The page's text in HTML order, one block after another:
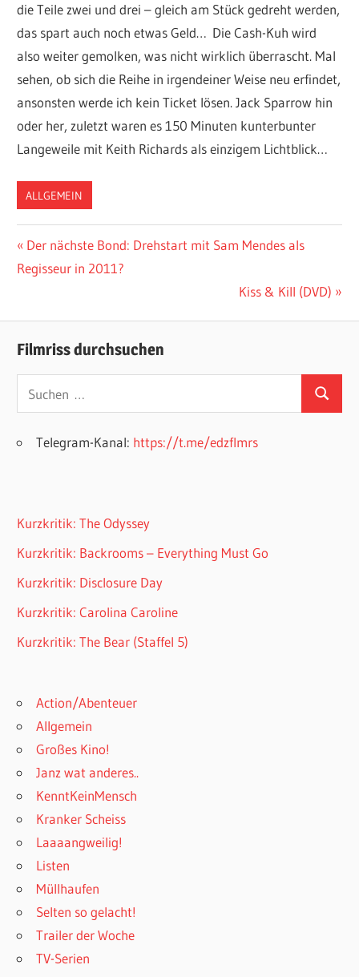
die Teile zwei und drei – gleich am Stück gedreht werden,
das spart auch noch etwas Geld… Die Cash-Kuh wird
also weiter gemolken, was nicht wirklich überrascht. Mal
sehen, ob sich die Reihe in irgendeiner Weise neu erfindet,
ansonsten werde ich kein Ticket lösen. Jack Sparrow hin
oder her, zuletzt waren es 150 Minuten kunterbunter
Langeweile mit Keith Richards als einzigem Lichtblick…
ALLGEMEIN
Beitragsnavigation
Vorheriger
Beitrag:
Der nächste Bond: Drehstart mit Sam Mendes als
Regisseur in 2011?
Nächster
Kiss & Kill (DVD)
Filmriss durchsuchen
nach:
Suchen
Telegram-Kanal: https://t.me/edzflmrs
Kurzkritik: The Odyssey
Kurzkritik: Backrooms – Everything Must Go
Kurzkritik: Disclosure Day
Kurzkritik: Carolina Caroline
Kurzkritik: The Bear (Staffel 5)
Action/Abenteuer
Allgemein
Großes Kino!
Janz wat anderes..
KenntKeinMensch
Kranker Scheiss
Laaaangweilig!
Listen
Müllhaufen
Selten so gelacht!
Trailer der Woche
TV-Serien